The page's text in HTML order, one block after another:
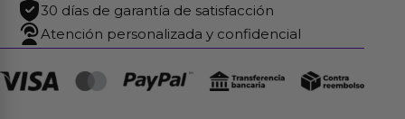
30 días de garantía de satisfacción
Atención personalizada y confidencial